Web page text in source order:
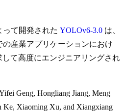
って開発された YOLOv6-3.0 は、
産業アプリケーションにおけ
て高度にエンジニアリングされ
Geng, Hongliang Jiang, Meng
Ke, Xiaoming Xu, and Xiangxiang